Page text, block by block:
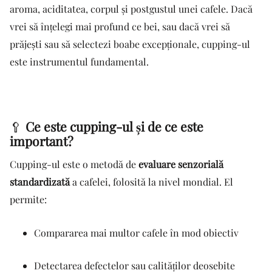
aroma, aciditatea, corpul și postgustul unei cafele. Dacă
vrei să înțelegi mai profund ce bei, sau dacă vrei să
prăjești sau să selectezi boabe excepționale, cupping-ul
este instrumentul fundamental.
🥄 Ce este cupping-ul și de ce este
important?
Cupping-ul este o metodă deevaluare senzorială
standardizatăa cafelei, folosită la nivel mondial. El
permite:
Compararea mai multor cafele în mod obiectiv
Detectarea defectelor sau calităților deosebite